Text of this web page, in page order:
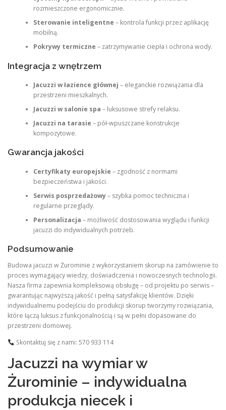
rozmieszczone ergonomicznie.
Sterowanie inteligentne – kontrola funkcji przez aplikację
mobilną.
Pokrywy termiczne – zatrzymywanie ciepła i ochrona wody.
Integracja z wnętrzem
Jacuzzi w łazience głównej – eleganckie rozwiązania dla
przestrzeni mieszkalnych.
Jacuzzi w salonie spa – luksusowe strefy relaksu.
Jacuzzi na tarasie – pół-wpuszczane konstrukcje
kompozytowe.
Gwarancja jakości
Certyfikaty europejskie – zgodność z normami
bezpieczeństwa i jakości.
Serwis posprzedażowy– szybka pomoc techniczna i
regularne przeglądy.
Personalizacja – możliwość dostosowania wyglądu i funkcji
jacuzzi do indywidualnych potrzeb.
Podsumowanie
Budowa jacuzzi w Żurominie z wykorzystaniem skorup na zamówienie to
proces wymagający wiedzy, doświadczenia i nowoczesnych technologii.
Nasza firma zapewnia kompleksową obsługę – od projektu po serwis –
gwarantując najwyższą jakość i pełną satysfakcję klientów. Dzięki
indywidualnemu podejściu do produkcji skorup tworzymy rozwiązania,
które łączą luksus z funkcjonalnością i są w pełni dopasowane do
przestrzeni domowej.
Skontaktuj się z nami: 570 933 114
Jacuzzi na wymiar w
Żurominie – indywidualna
produkcja niecek i